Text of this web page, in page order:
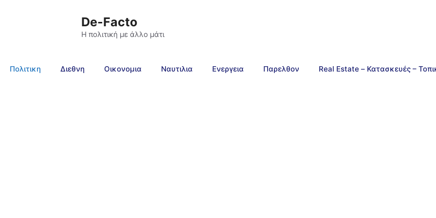
De-Facto
Η πολιτική με άλλο μάτι
Πολιτικη Διεθνη Οικονομια Ναυτιλια Ενεργεια Παρελθον Real Estate – Κατασκευές –